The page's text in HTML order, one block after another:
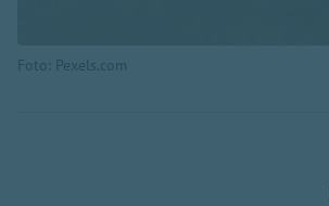
Foto: Pexels.com